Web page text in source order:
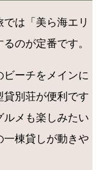
は「美ら海エリ
のが定番です。
ーチをメインに
別荘が便利です
ルメも楽しみたい
一棟貸しが動きや